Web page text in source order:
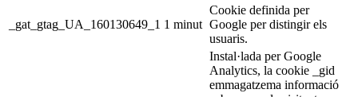
_gat_gtag_UA_160130649_1 1 minut
Cookie definida per
Google per distingir els
usuaris.
Instal·lada per Google
Analytics, la cookie _gid
emmagatzema informació